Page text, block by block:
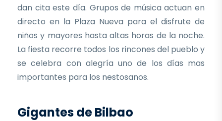
dan cita este día. Grupos de música actuan en
directo en la Plaza Nueva para el disfrute de
niños y mayores hasta altas horas de la noche.
La fiesta recorre todos los rincones del pueblo y
se celebra con alegría uno de los días mas
importantes para los nestosanos.
Gigantes de Bilbao